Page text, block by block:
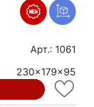
Арт.: 1061
230x179x95